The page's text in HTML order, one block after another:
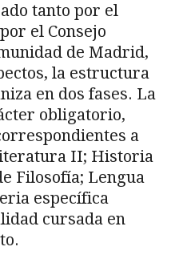
tanto por el
el Consejo
de Madrid,
la estructura
en dos fases. La
obligatorio,
a
II; Historia
Filosofía; Lengua
específica
cursada en